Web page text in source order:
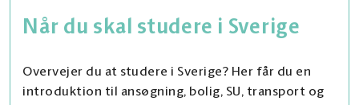
Når du skal studere i Sverige
Overvejer du at studere i Sverige? Her får du en
introduktion til ansøgning, bolig, SU, transport og